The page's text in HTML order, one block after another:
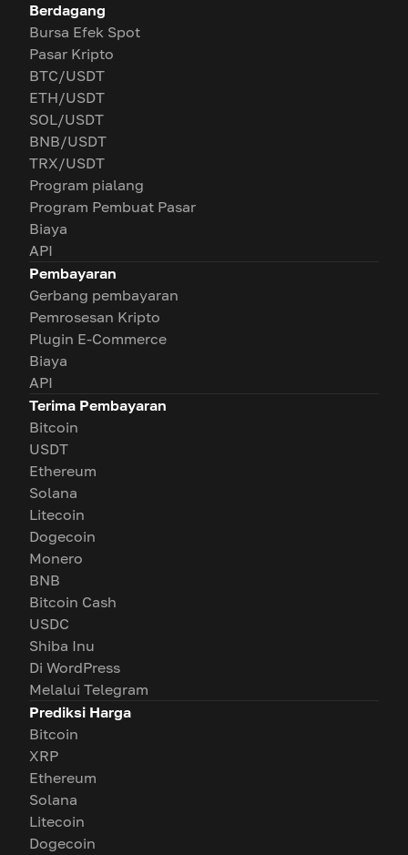
Berdagang
Bursa Efek Spot
Pasar Kripto
BTC/USDT
ETH/USDT
SOL/USDT
BNB/USDT
TRX/USDT
Program pialang
Program Pembuat Pasar
Biaya
API
Pembayaran
Gerbang pembayaran
Pemrosesan Kripto
Plugin E-Commerce
Biaya
API
Terima Pembayaran
Bitcoin
USDT
Ethereum
Solana
Litecoin
Dogecoin
Monero
BNB
Bitcoin Cash
USDC
Shiba Inu
Di WordPress
Melalui Telegram
Prediksi Harga
Bitcoin
XRP
Ethereum
Solana
Litecoin
Dogecoin